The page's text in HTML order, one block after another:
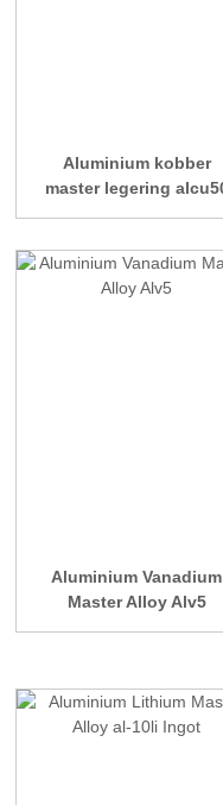
Aluminium kobber
master legering
Aluminium Vanadium
Master Alloy Alv5